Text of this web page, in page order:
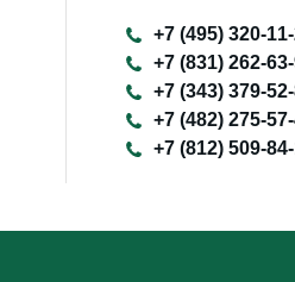
+7 (495) 320-
+7 (831) 262-
+7 (343) 379-
+7 (482) 275-
+7 (812) 509-